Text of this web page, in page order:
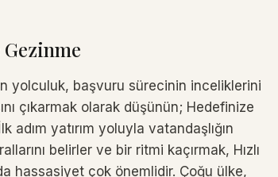
yolculuk, başvuru sürecinin inceliklerini
çıkarmak olarak düşünün; Hedefinize
yatırım yoluyla vatandaşlığın
belirler ve bir ritmi kaçırmak, Hızlı
hassasiyet çok önemlidir. Çoğu ülke,